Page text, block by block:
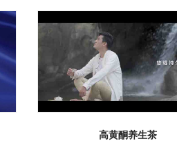
高黄酮养生茶